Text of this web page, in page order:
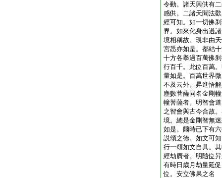
令動。諸天興供有
感供。二諸天聞法
經可知。如一切佛
界。如來化身出過
境相稱故。現非由
宮悉亦如是。都結
十方各擧過百萬佛
行百千。此位百萬
量如是。百萬世界
不及云外。昇進悟
塵數菩薩同名金剛
幢菩薩者。明智會
之智會與古今合故
境。總是金剛智無
如是。爾時已下有
説頌之徳。如文可
行一頌如文自具。
經劫廣者。明隨位
有時日歳月劫量延
位。安立佛果之名